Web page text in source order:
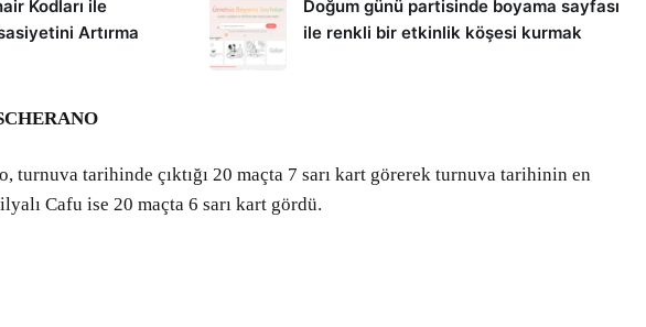
Kodları ile
Artırma
Doğum günü partisinde boyama sayfası
ile renkli bir etkinlik köşesi kurmak
turnuva tarihinde çıktığı 20 maçta 7 sarı kart görerek turnuva tarihinin en
Cafu ise 20 maçta 6 sarı kart gördü.